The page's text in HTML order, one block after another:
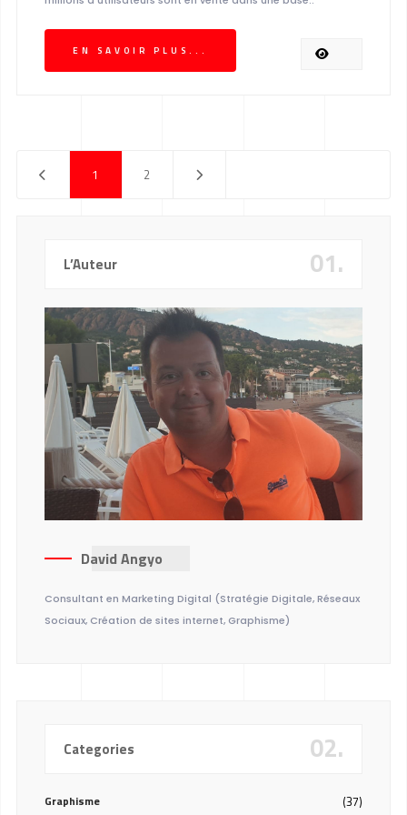
EN SAVOIR PLUS...
1 2
L’Auteur 01.
David Angyo
Consultant en Marketing Digital (Stratégie Digitale, Réseaux
Sociaux, Création de sites internet, Graphisme)
Categories 02.
Graphisme (37)